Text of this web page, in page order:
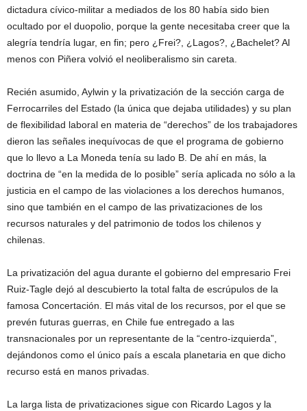
dictadura cívico-militar a mediados de los 80 había sido bien
ocultado por el duopolio, porque la gente necesitaba creer que la
alegría tendría lugar, en fin; pero ¿Frei?, ¿Lagos?, ¿Bachelet? Al
menos con Piñera volvió el neoliberalismo sin careta.
Recién asumido, Aylwin y la privatización de la sección carga de
Ferrocarriles del Estado (la única que dejaba utilidades) y su plan
de flexibilidad laboral en materia de “derechos” de los trabajadores
dieron las señales inequívocas de que el programa de gobierno
que lo llevo a La Moneda tenía su lado B. De ahí en más, la
doctrina de “en la medida de lo posible” sería aplicada no sólo a la
justicia en el campo de las violaciones a los derechos humanos,
sino que también en el campo de las privatizaciones de los
recursos naturales y del patrimonio de todos los chilenos y
chilenas.
La privatización del agua durante el gobierno del empresario Frei
Ruiz-Tagle dejó al descubierto la total falta de escrúpulos de la
famosa Concertación. El más vital de los recursos, por el que se
prevén futuras guerras, en Chile fue entregado a las
transnacionales por un representante de la “centro-izquierda”,
dejándonos como el único país a escala planetaria en que dicho
recurso está en manos privadas.
La larga lista de privatizaciones sigue con Ricardo Lagos y la